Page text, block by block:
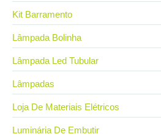
Kit Barramento
Lâmpada Bolinha
Lâmpada Led Tubular
Lâmpadas
Loja De Materiais Elétricos
Luminária De Embutir